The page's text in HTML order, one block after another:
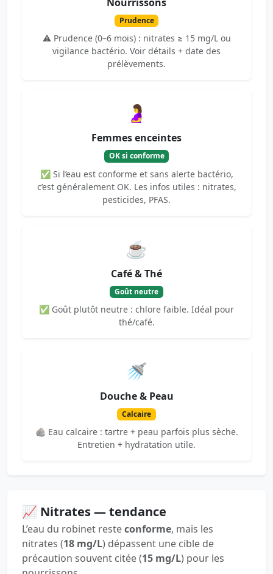
Prudence
⚠️ Prudence (0–6 mois) : nitrates ≥ 15 mg/L ou
vigilance bactério. Voir détails + date des
prélèvements.
🤰
Femmes enceintes
OK si conforme
✅ Si l’eau est conforme et sans alerte bactério,
c’est généralement OK. Les infos utiles : nitrates,
pesticides, PFAS.
☕
Café & Thé
Goût neutre
✅ Goût plutôt neutre : chlore faible. Idéal pour
thé/café.
🚿
Douche & Peau
Calcaire
🪨 Eau calcaire : tartre + peau parfois plus sèche.
Entretien + hydratation utile.
📈 Nitrates — tendance
L’eau du robinet resteconforme, mais les
nitrates (18 mg/L) dépassent une cible de
précaution souvent citée (15 mg/L) pour les